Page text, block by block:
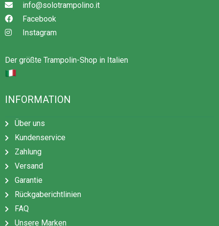
info@solotrampolino.it
Facebook
Instagram
Der größte Trampolin-Shop in Italien
INFORMATION
Über uns
Kundenservice
Zahlung
Versand
Garantie
Rückgaberichtlinien
FAQ
Unsere Marken